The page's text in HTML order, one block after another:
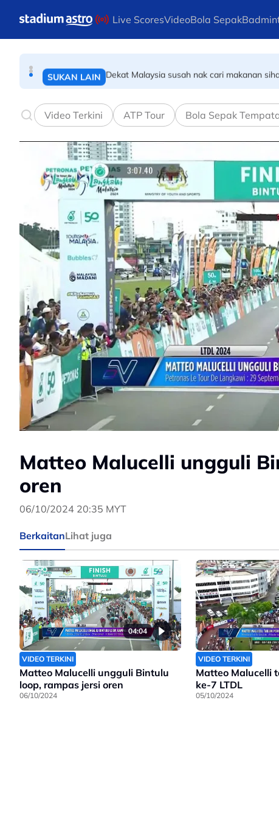
Live ScoresVideoBola Sepak
BOLA JARING
SUKAN LAIN Dekat Malaysia susah nak cari makanan
Video Terkini ATP Tour Bola Sepak
Matteo Malucelli ungguli
oren
06/10/2024 20:35 MYT
BerkaitanLihat juga
04:04
VIDEO TERKINI
Matteo Malucelli ungguli Bintulu
loop, rampas jersi oren
06/10/2024
VIDEO TERKINI
Matteo Malucelli
ke-7 LTDL
05/10/2024